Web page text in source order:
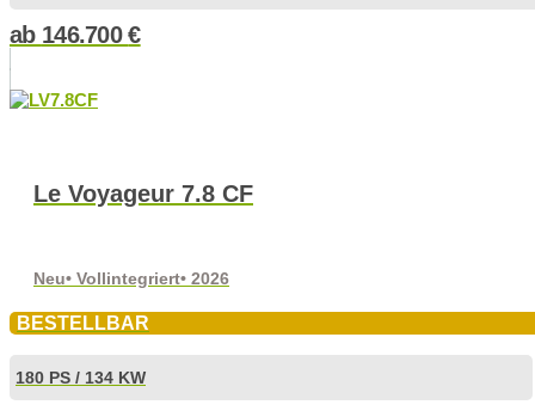
ab 146.700€
Le Voyageur 7.8 CF
Neu• Vollintegriert• 2026
BESTELLBAR
180 PS / 134 KW